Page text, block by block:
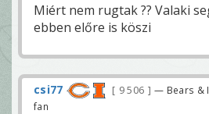
Miért nem rugtak ?? Valaki
ebben előre is köszi
csi77 9 506
— Bears &
fan